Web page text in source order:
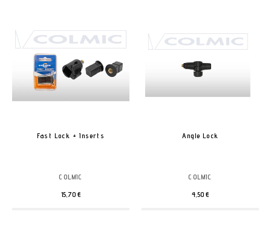
Fast Lock + Inserts
COLMIC
15,70 €
Angle Lock
COLMIC
4,50 €